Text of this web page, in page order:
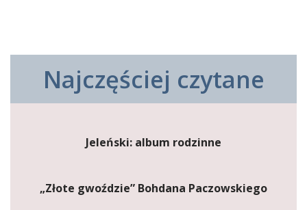
Najczęściej czytane
Jeleński: album rodzinne
„Złote gwoździe” Bohdana Paczowskiego